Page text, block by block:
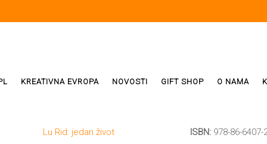
KREATIVNA EVROPA
ReX
NOVOSTI GIFT SHOP O NAMA
ISBN: 978-86-6407-